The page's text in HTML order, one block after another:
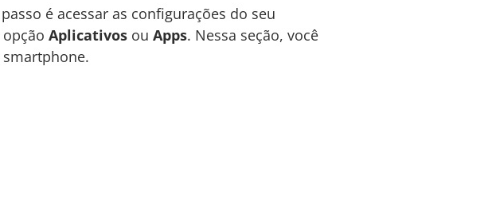
é acessar as configurações do seu
Aplicativos ou Apps. Nessa seção, você